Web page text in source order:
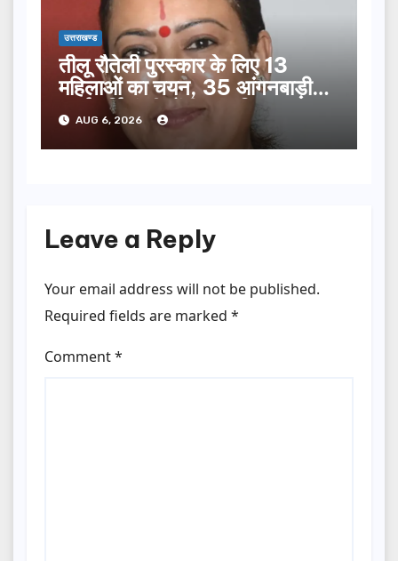
उत्तराखण्ड
तीलू रौतेली पुरस्कार के लिए 13
महिलाओं का चयन, 35 आंगनबाड़ी
कार्यकर्तियां भी होंगी सम्मानित…
AUG 6, 2026
Leave a Reply
Your email address will not be published.
Required fields are marked *
Comment*